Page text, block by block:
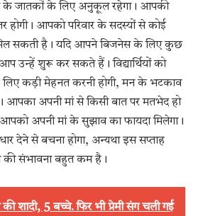
के जातकों के लिए अनुकूल रहेगा। आपकी
होगी। आपको परिवार के सदस्यों से कोई
सकती है। यदि आपने बिजनेस के लिए कुछ
उन्हें शुरू कर सकते हैं। विद्यार्थियों को
लिए कड़ी मेहनत करनी होगी, मन के भटकाव
आपका अपनी मां से किसी बात पर मतभेद हो
अपनी मां के सुझाव का फायदा मिलेगा।
देने से बचना होगा, अन्यथा इस सप्ताह
की संभावना बहुत कम है।
की शादी, 5 बच्चे. फिर भी प्रेमी संग चली गई